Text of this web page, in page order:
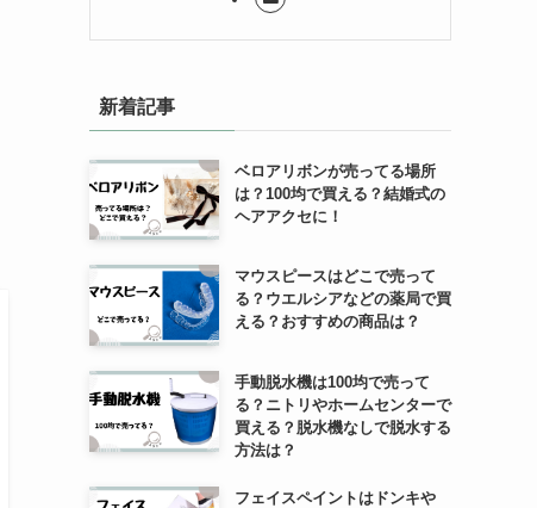
新着記事
ベロアリボンが売ってる場所
は？100均で買える？結婚式の
ヘアアクセに！
マウスピースはどこで売って
る？ウエルシアなどの薬局で買
える？おすすめの商品は？
手動脱水機は100均で売って
る？ニトリやホームセンターで
買える？脱水機なしで脱水する
方法は？
フェイスペイントはドンキや